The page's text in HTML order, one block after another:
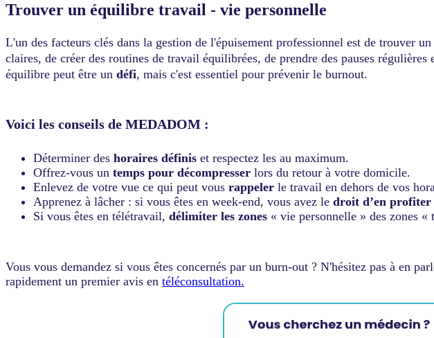
Trouver un équilibre travail - vie personnelle
L'un des facteurs clés dans la gestion de l'épuisement professionnel est de trouver un
claires, de créer des routines de travail équilibrées, de prendre des pauses
équilibre peut être un défi, mais c'est essentiel pour prévenir le burnout.
Voici les conseils de MEDADOM :
Déterminer des horaires définis et respectez les au maximum.
Offrez-vous un temps pour décompresser lors du retour à votre domicile.
Enlevez de votre vue ce qui peut vous rappeler le travail en dehors de vos
Apprenez à lâcher : si vous êtes en week-end, vous avez le droit d’en profiter
Si vous êtes en télétravail, délimiter les zones « vie personnelle » des zones
Vous vous demandez si vous êtes concernés par un burn-out ? N'hésitez pas à en
rapidement un premier avis en téléconsultation.